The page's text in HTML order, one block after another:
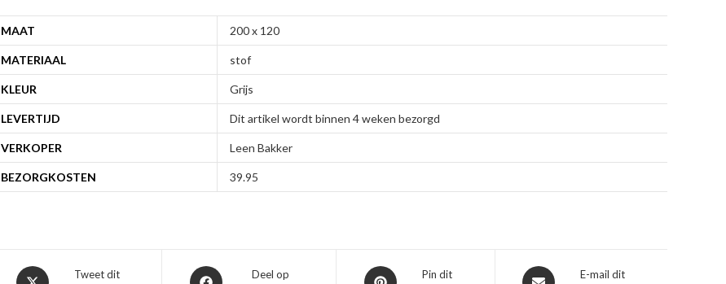
MAAT 200 x 120
MATERIAAL stof
KLEUR Grijs
LEVERTIJD Dit artikel wordt binnen 4 weken bezorgd
VERKOPER Leen Bakker
BEZORGKOSTEN 39.95
Opent
Tweet dit
Opent
Deel op
Opent
Pin dit
Opent
E-mail dit